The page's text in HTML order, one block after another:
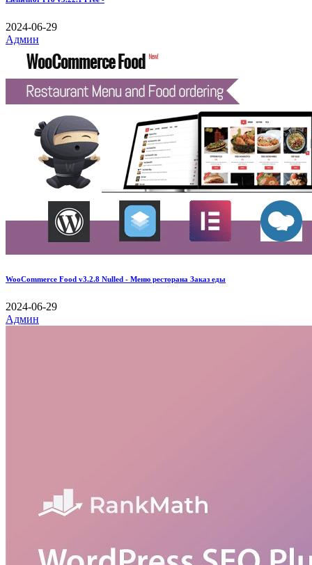
2024-06-29
Админ
WooCommerce Food v3.2.8 Nulled - Меню ресторана Заказ еды
2024-06-29
Админ